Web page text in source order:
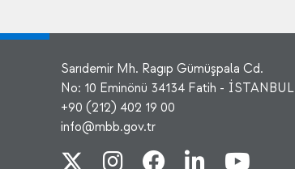
Sarıdemir Mh. Ragıp Gümüşpala Cd.
No: 10 Eminönü 34134 Fatih - İSTANBUL
+90 (212) 402 19 00
info@mbb.gov.tr